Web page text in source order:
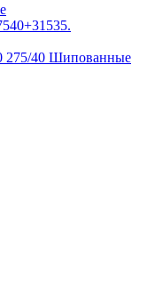
275/40 Шипованные